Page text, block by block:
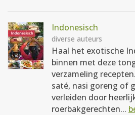
Indonesisch
diverse auteurs
Haal het exotische
binnen met deze
verzameling
saté, nasi goreng of
verleiden door
roerbakgerechten...